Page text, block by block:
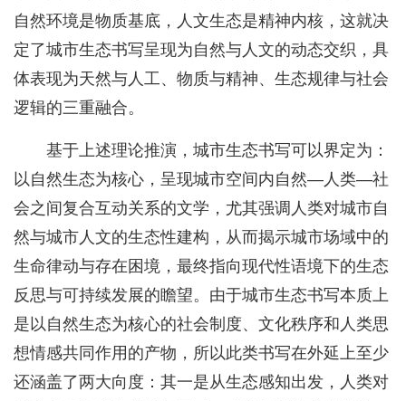
自然环境是物质基底，人文生态是精神内核，这就决
定了城市生态书写呈现为自然与人文的动态交织，具
体表现为天然与人工、物质与精神、生态规律与社会
逻辑的三重融合。
基于上述理论推演，城市生态书写可以界定为：
以自然生态为核心，呈现城市空间内自然—人类—社
会之间复合互动关系的文学，尤其强调人类对城市自
然与城市人文的生态性建构，从而揭示城市场域中的
生命律动与存在困境，最终指向现代性语境下的生态
反思与可持续发展的瞻望。由于城市生态书写本质上
是以自然生态为核心的社会制度、文化秩序和人类思
想情感共同作用的产物，所以此类书写在外延上至少
还涵盖了两大向度：其一是从生态感知出发，人类对